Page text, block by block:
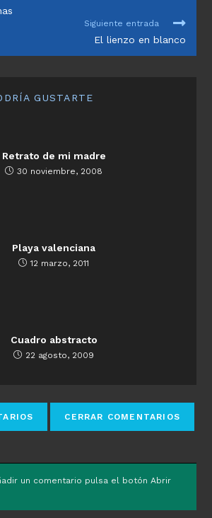
Siguiente entrada
El lienzo en blanco
GUSTARTE
Retrato de mi madre
30 noviembre, 2008
Playa valenciana
12 marzo, 2011
Cuadro abstracto
22 agosto, 2009
un comentario pulsa el botón Abrir